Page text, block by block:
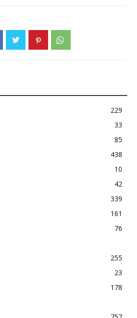
229
33
85
438
10
42
339
161
76
255
23
178